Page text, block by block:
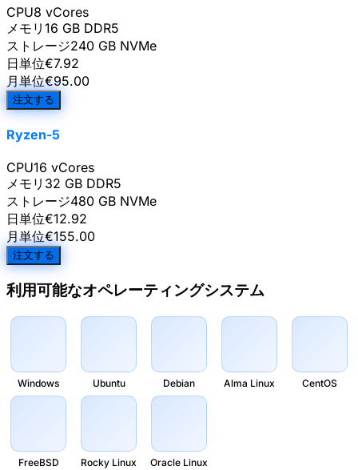
CPU8 vCores
メモリ 16 GB DDR5
ストレージ240 GB NVMe
日単位€7.92
月単位€95.00
注文する
Ryzen-5
CPU16 vCores
メモリ 32 GB DDR5
ストレージ480 GB NVMe
日単位€12.92
月単位€155.00
注文する
利用可能なオペレーティングシステム
Windows Ubuntu Debian Alma Linux CentOS
FreeBSD Rocky Linux Oracle Linux